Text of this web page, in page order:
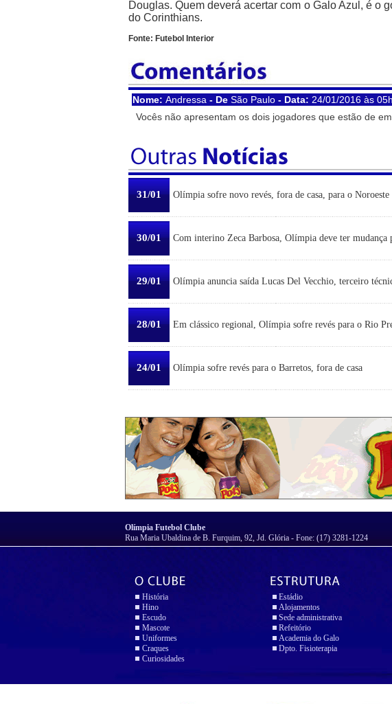
Douglas. Quem deverá acertar com o Galo Azul, é o
do Corinthians.
Fonte: Futebol Interior
Nome: Andressa - De São Paulo - Data: 24/01/2016 às
Vocês não apresentam os dois jogadores que estão de
31/01 Olímpia sofre novo revés, fora de casa, para o Noroeste
30/01 Com interino Zeca Barbosa, Olímpia deve ter mudança
29/01 Olímpia anuncia saída Lucas Del Vecchio, terceiro
28/01 Em clássico regional, Olímpia sofre revés para o Rio
24/01 Olímpia sofre revés para o Barretos, fora de casa
Olímpia Futebol Clube
Rua Maria Ubaldina de B. Furquim, 92, Jd. Glória - Fone: (17) 3281-1224
História
Hino
Escudo
Mascote
Uniformes
Craques
Curiosidades
Estádio
Alojamentos
Sede administrativa
Refeitório
Academia do Galo
Dpto. Fisioterapia